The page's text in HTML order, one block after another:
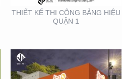
THIẾT KẾ THI CÔNG BẢNG HIỆU
QUẬN 1